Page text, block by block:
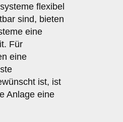
flexibel
sind, bieten
eine
Für
eine
ist, ist
Anlage eine